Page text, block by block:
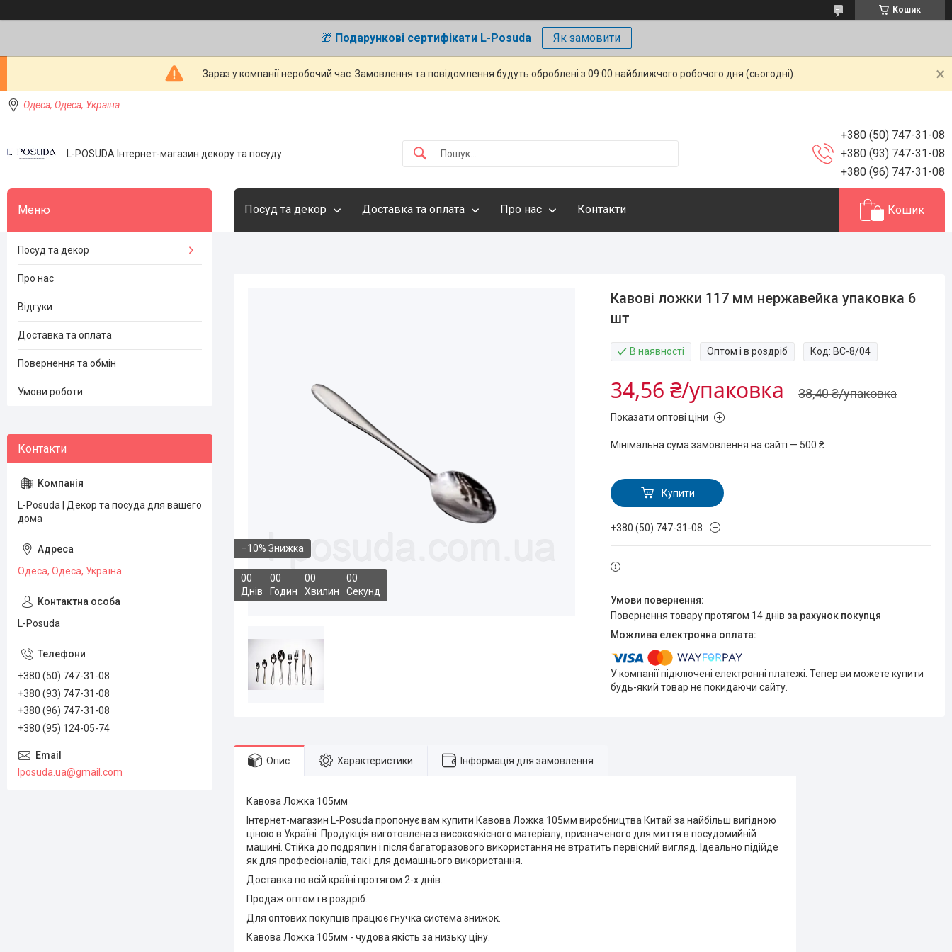
Кошик
🎁 Подарункові сертифікати L-Posuda Як замовити
Зараз у компанії неробочий час. Замовлення та повідомлення будуть оброблені з 09:00 найближчого робочого дня (сьогодні).
Одеса, Одеса, Україна
L-POSUDA Інтернет-магазин декору та посуду
+380 (50) 747-31-08
+380 (93) 747-31-08
+380 (96) 747-31-08
Посуд та декор Доставка та оплата Про нас Контакти Кошик
–10%
00
Днів
00
Годин
00
Хвилин
00
Секунд
Кавові ложки 117 мм нержавейка упаковка 6
шт
В наявності Оптом і в роздріб Код: BC-8/04
38,40 ₴/упаковка
34,56 ₴/упаковка
Показати оптові ціни
Мінімальна сума замовлення на сайті — 500 ₴
Купити
+380 (50) 747-31-08
повернення товару протягом 14 днів за рахунок покупця
У компанії підключені електронні платежі. Тепер ви можете купити
будь-який товар не покидаючи сайту.
Опис Характеристики Інформація для замовлення
Кавова Ложка 105мм
Інтернет-магазин L-Posuda пропонує вам купити Кавова Ложка 105мм виробництва Китай за найбільш вигідною
ціною в Україні. Продукція виготовлена з високоякісного матеріалу, призначеного для миття в посудомийній
машині. Стійка до подряпин і після багаторазового використання не втратить первісний вигляд. Ідеально підійде
як для професіоналів, так і для домашнього використання.
Доставка по всій країні протягом 2-х днів.
Продаж оптом і в роздріб.
Для оптових покупців працює гнучка система знижок.
Кавова Ложка 105мм - чудова якість за низьку ціну.
Посуд та декор
Про нас
Відгуки
Доставка та оплата
Повернення та обмін
Умови роботи
L-Posuda | Декор та посуда для вашего
дома
Одеса, Одеса, Україна
L-Posuda
+380 (50) 747-31-08
+380 (93) 747-31-08
+380 (96) 747-31-08
+380 (95) 124-05-74
lposuda.ua@gmail.com